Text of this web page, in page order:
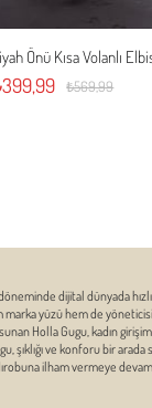
S M L
Önü Kısa Volanlı
₺569,99
dijital dünyada
marka yüzü hem de
Holla Gugu, kadın
ve konforu bir arada
ilham vermeye